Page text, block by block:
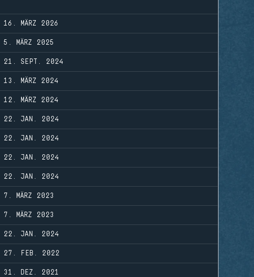
16. MÄRZ 2026
5. MÄRZ 2025
21. SEPT. 2024
13. MÄRZ 2024
12. MÄRZ 2024
22. JAN. 2024
22. JAN. 2024
22. JAN. 2024
22. JAN. 2024
7. MÄRZ 2023
7. MÄRZ 2023
22. JAN. 2024
27. FEB. 2022
31. DEZ. 2021